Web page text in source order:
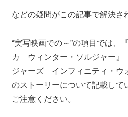
などの疑問がこの記事で解決さ
“実写映画での～”の項目では、
カ ウィンター・ソルジャー』
ジャーズ インフィニティ・ウ
のストーリーについて記載して
ご注意ください。